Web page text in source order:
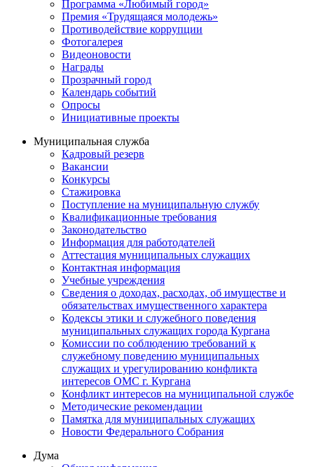
Программа «Любимый город»
Премия «Трудящаяся молодежь»
Противодействие коррупции
Фотогалерея
Видеоновости
Награды
Прозрачный город
Календарь событий
Опросы
Инициативные проекты
Муниципальная служба
Кадровый резерв
Вакансии
Конкурсы
Стажировка
Поступление на муниципальную службу
Квалификационные требования
Законодательство
Информация для работодателей
Аттестация муниципальных служащих
Контактная информация
Учебные учреждения
Сведения о доходах, расходах, об имуществе и
обязательствах имущественного характера
Кодексы этики и служебного поведения
муниципальных служащих города Кургана
Комиссии по соблюдению требований к
служебному поведению муниципальных
служащих и урегулированию конфликта
интересов ОМС г. Кургана
Конфликт интересов на муниципальной службе
Методические рекомендации
Памятка для муниципальных служащих
Новости Федерального Cобрания
Дума